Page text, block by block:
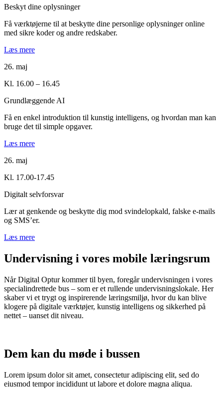
Beskyt dine oplysninger
Få værktøjerne til at beskytte dine personlige oplysninger online
med sikre koder og andre redskaber.
Læs mere
26. maj
Kl. 16.00 – 16.45
Grundlæggende AI
Få en enkel introduktion til kunstig intelligens, og hvordan man kan
bruge det til simple opgaver.
Læs mere
26. maj
Kl. 17.00-17.45
Digitalt selvforsvar
Lær at genkende og beskytte dig mod svindelopkald, falske e-mails
og SMS’er.
Læs mere
Undervisning i vores mobile læringsrum
Når Digital Optur kommer til byen, foregår undervisningen i vores
specialindrettede bus – som er et rullende undervisningslokale. Her
skaber vi et trygt og inspirerende læringsmiljø, hvor du kan blive
klogere på digitale værktøjer, kunstig intelligens og sikkerhed på
nettet – uanset dit niveau.
Dem kan du møde i bussen
Lorem ipsum dolor sit amet, consectetur adipiscing elit, sed do
eiusmod tempor incididunt ut labore et dolore magna aliqua.